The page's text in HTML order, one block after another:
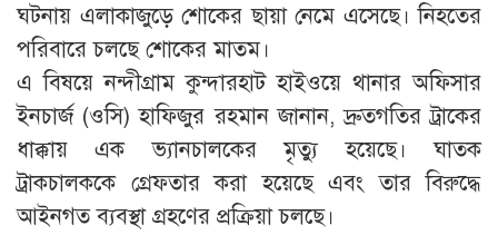
ঘটনায় এলাকাজুড়ে শোকের ছায়া নেমে এসেছে। নিহতের
পরিবারে চলছে শোকের মাতম।
এ বিষয়ে নন্দীগ্রাম কুন্দারহাট হাইওয়ে থানার অফিসার
ইনচার্জ (ওসি) হাফিজুর রহমান জানান, দ্রুতগতির ট্রাকের
ধাক্কায় এক ভ্যানচালকের মৃত্যু হয়েছে। ঘাতক
ট্রাকচালককে গ্রেফতার করা হয়েছে এবং তার বিরুদ্ধে
আইনগত ব্যবস্থা গ্রহণের প্রক্রিয়া চলছে।